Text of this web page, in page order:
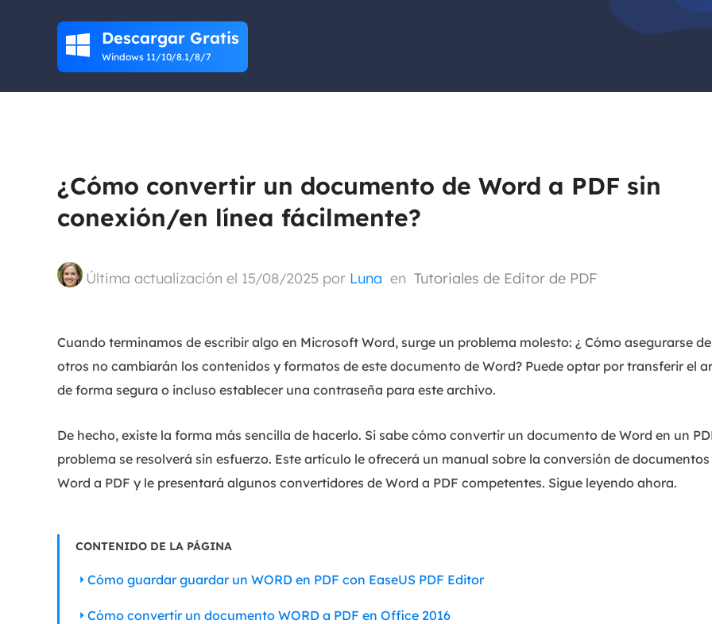
Partition Recovery
MS SQL Recovery
Recuperar bases de datos MS SQL.
Deploy
 Descargar Gratis
Windows 11/10/8.1/8/7
¿Cómo convertir un documento de Word a PDF sin
conexión/en línea fácilmente?
Última actualización el 15/08/2025 por Luna en Tutoriales de Editor de PDF
Cuando terminamos de escribir algo en Microsoft Word, surge un problema molesto: ¿ Cómo asegurarse
otros no cambiarán los contenidos y formatos de este documento de Word? Puede optar por transferir el
de forma segura o incluso establecer una contraseña para este archivo.
De hecho, existe la forma más sencilla de hacerlo. Si sabe cómo convertir un documento de Word en un
problema se resolverá sin esfuerzo. Este artículo le ofrecerá un manual sobre la conversión de documentos
Word a PDF y le presentará algunos convertidores de Word a PDF competentes. Sigue leyendo ahora.
CONTENIDO DE LA PÁGINA
Cómo guardar guardar un WORD en PDF con EaseUS PDF Editor
Cómo convertir un documento WORD a PDF en Office 2016